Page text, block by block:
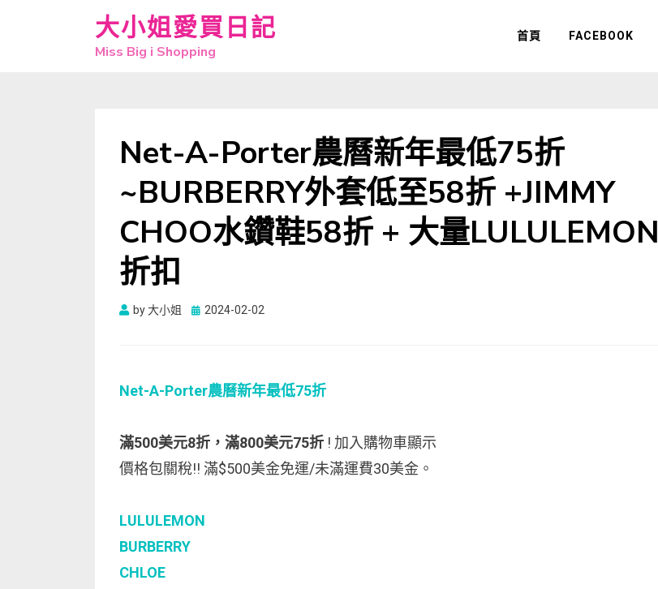
大小姐愛買日記
Miss Big i Shopping
首頁 FACEBOOK
Net-A-Porter農曆新年最低75折
~BURBERRY外套低至58折 +JIMMY
CHOO水鑽鞋58折 + 大量LULULEMON
折扣
by大小姐
Posted
2024-02-02
Net-A-Porter農曆新年最低75折
滿500美元8折，滿800美元75折 ! 加入購物車顯示
價格包關稅!! 滿$500美金免運/未滿運費30美金。
LULULEMON
BURBERRY
CHLOE